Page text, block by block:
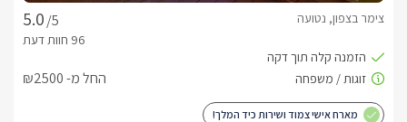
/5
צימר בצפון, נטועה
החל מ- ₪2500
מארח אישי צמוד ושירות כיד המלך!